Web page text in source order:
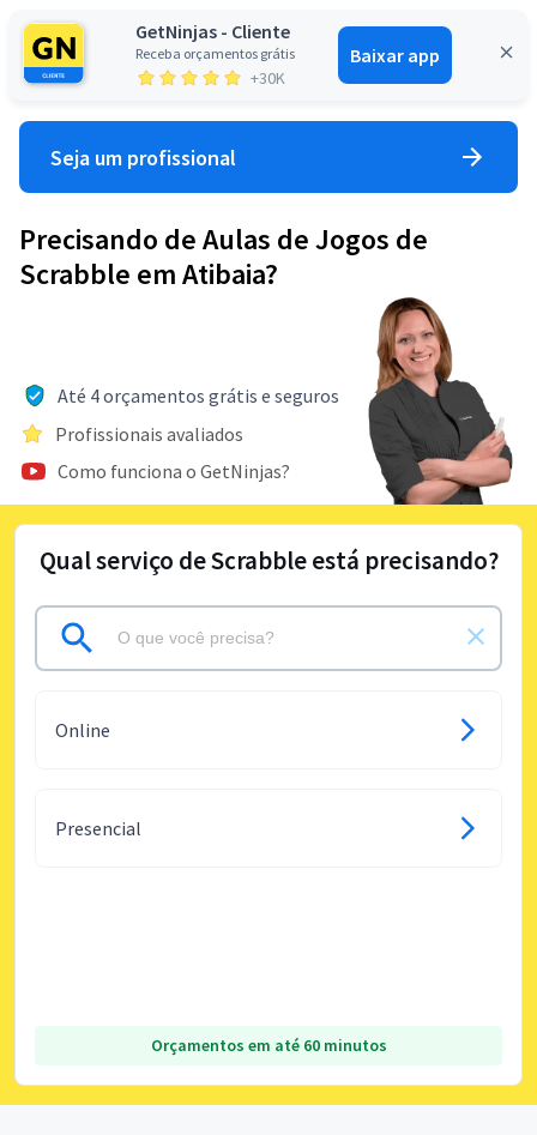
GetNinjas - Cliente
Receba orçamentos grátis
+30K
Baixar app
Entrar
Seja um profissional
Precisando de Aulas de Jogos de
Scrabble em Atibaia?
Até 4 orçamentos grátis e seguros
Profissionais avaliados
Como funciona o GetNinjas?
Qual serviço de Scrabble está precisando?
Online
Presencial
Orçamentos em até 60 minutos